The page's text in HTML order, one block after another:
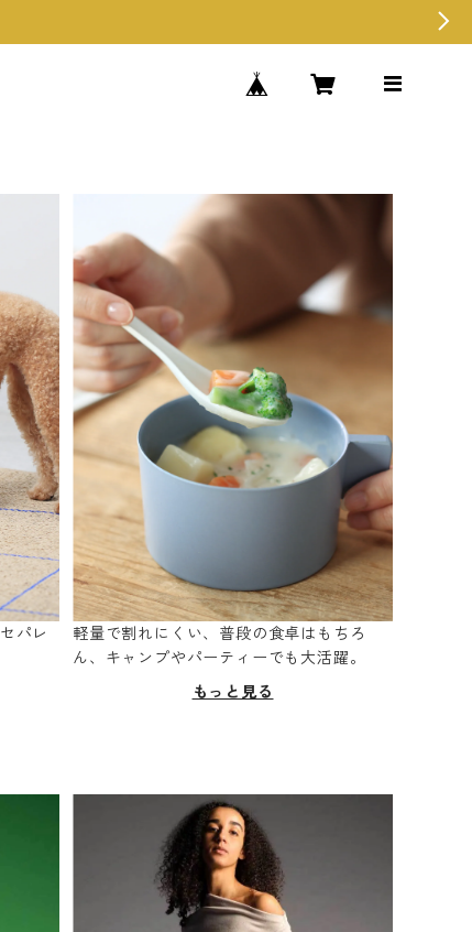
パレ
軽量で割れにくい、普段の食卓はもちろ
ん、キャンプやパーティーでも大活躍。
もっと見る